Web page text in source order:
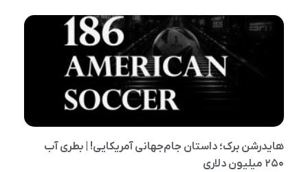
هایدرشن برک؛ داستان‌ جام‌جهانی آمریکایی!‌ | بطری آب
۲۵۰ میلیون دلاری‌